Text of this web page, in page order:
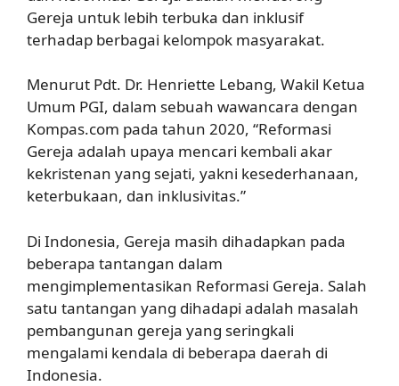
Gereja untuk lebih terbuka dan inklusif
terhadap berbagai kelompok masyarakat.
Menurut Pdt. Dr. Henriette Lebang, Wakil Ketua
Umum PGI, dalam sebuah wawancara dengan
Kompas.com pada tahun 2020, “Reformasi
Gereja adalah upaya mencari kembali akar
kekristenan yang sejati, yakni kesederhanaan,
keterbukaan, dan inklusivitas.”
Di Indonesia, Gereja masih dihadapkan pada
beberapa tantangan dalam
mengimplementasikan Reformasi Gereja. Salah
satu tantangan yang dihadapi adalah masalah
pembangunan gereja yang seringkali
mengalami kendala di beberapa daerah di
Indonesia.